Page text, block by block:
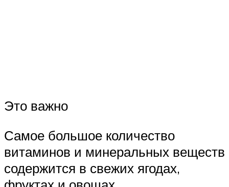
Это важно
Самое большое количество
витаминов и минеральных веществ
содержится в свежих ягодах,